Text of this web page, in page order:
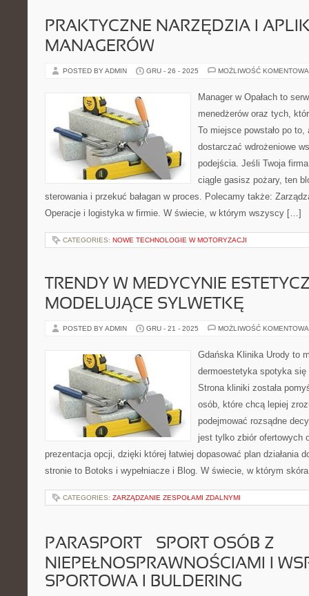
PRAKTYCZNE NARZĘDZIA I
MANAGERÓW
POSTED BY ADMIN GRU - 26 - 2025 MOŻLIWOŚĆ
Manager w Opałach to
menedżerów oraz tych,
To miejsce powstało po
dostarczać wdrożeniowe
podejścia. Jeśli Twoja
ciągle gasisz pożary, ten
sterowania i przekuć bałagan w proces. Polecamy także:
Operacje i logistyka w firmie. W świecie, w którym wszyscy […]
CATEGORIES: NOWE TECHNOLOGIE W MOTORYZACJI
TRENDY W MEDYCYNIE
MODELUJĄCE SYLWETKĘ
POSTED BY ADMIN GRU - 21 - 2025 MOŻLIWOŚĆ
Gdańska Klinika Urody to
dermoestetyka spotyka
Strona kliniki została
osób, które chcą lepiej
podejmować rozsądne
jest tylko zbiór ofertowych
prezentacja opcji, dzięki której łatwiej dopasować plan działania
stronie to Botoks i wypełniacze i Blog. W świecie, w którym
CATEGORIES: ZARZĄDZANIE ZESPOŁAMI ZDALNYMI
PARASPORT – SPORT OSÓB Z
NIEPEŁNOSPRAWNOŚCIAMI I
SPORTOWA I BULDERING